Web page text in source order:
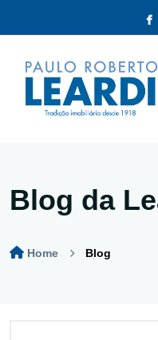
Blog da
Home Blog